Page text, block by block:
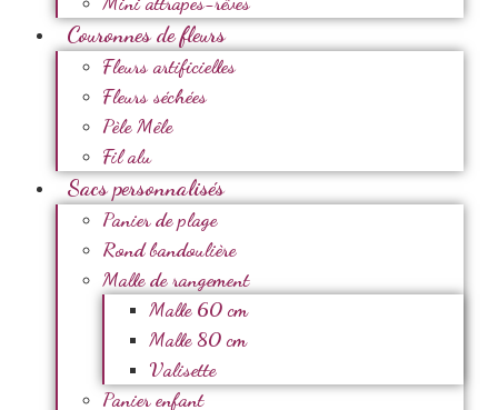
Couronnes de fleurs
Fleurs artificielles
Fleurs séchées
Pèle Mêle
Fil alu
Sacs personnalisés
Panier de plage
Rond bandoulière
Malle de rangement
Malle 60 cm
Malle 80 cm
Valisette
Panier enfant